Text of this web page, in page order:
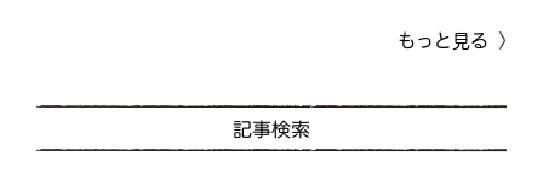
もっと見る
記事検索